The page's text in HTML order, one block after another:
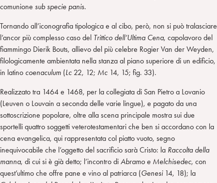
comunione sub specie panis.
Tornando all’iconografia tipologica e al cibo, però, non si può tralasciare
l’ancor più complesso caso del Trittico dell’Ultima Cena, capolavoro del
fiammingo Dierik Bouts, allievo del più celebre Rogier Van der Weyden,
filologicamente ambientata nella stanza al piano superiore di un edificio,
in latino coenaculum (Lc 22, 12; Mc 14, 15; fig. 33).
Realizzato tra 1464 e 1468, per la collegiata di San Pietro a Lovanio
(Leuven o Louvain a seconda delle varie lingue), e pagato da una
sottoscrizione popolare, oltre alla scena principale mostra sui due
sportelli quattro soggetti veterotestamentari che ben si accordano con la
cena evangelica, qui rappresentata col piatto vuoto, segno
inequivocabile che l’oggetto del sacrificio sarà Cristo: la Raccolta della
manna, di cui si è già detto; l’incontro di Abramo e Melchisedec, con
quest’ultimo che offre pane e vino al patriarca (Genesi14, 18); la